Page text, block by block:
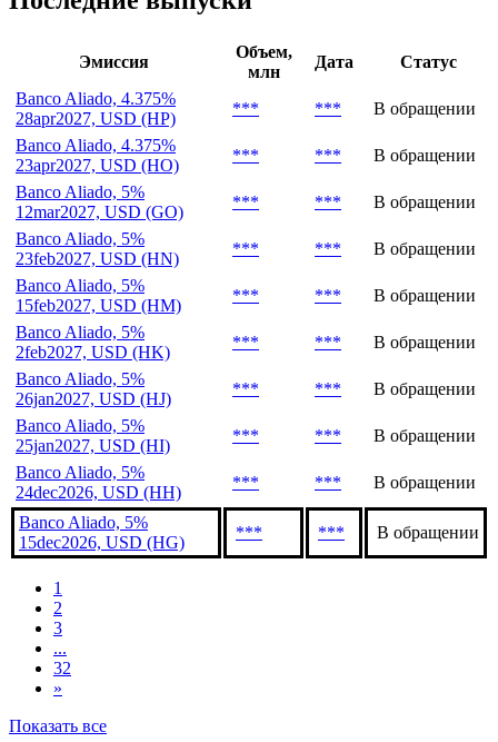
Эмиссия
Объем,
млн
Дата
Статус
Banco Aliado, 4.375%
28apr2027, USD (HP)
*** ***
В обращении
Banco Aliado, 4.375%
23apr2027, USD (HO)
*** ***
В обращении
Banco Aliado, 5%
12mar2027, USD (GO)
*** ***
В обращении
Banco Aliado, 5%
23feb2027, USD (HN)
*** ***
В обращении
Banco Aliado, 5%
15feb2027, USD (HM)
*** ***
В обращении
Banco Aliado, 5%
2feb2027, USD (HK)
*** ***
В обращении
Banco Aliado, 5%
26jan2027, USD (HJ)
*** ***
В обращении
Banco Aliado, 5%
25jan2027, USD (HI)
*** ***
В обращении
Banco Aliado, 5%
24dec2026, USD (HH)
*** *** В обращении
Banco Aliado, 5%
15dec2026, USD (HG)
*** *** В обращении
1
2
3
...
32
»
Показать все